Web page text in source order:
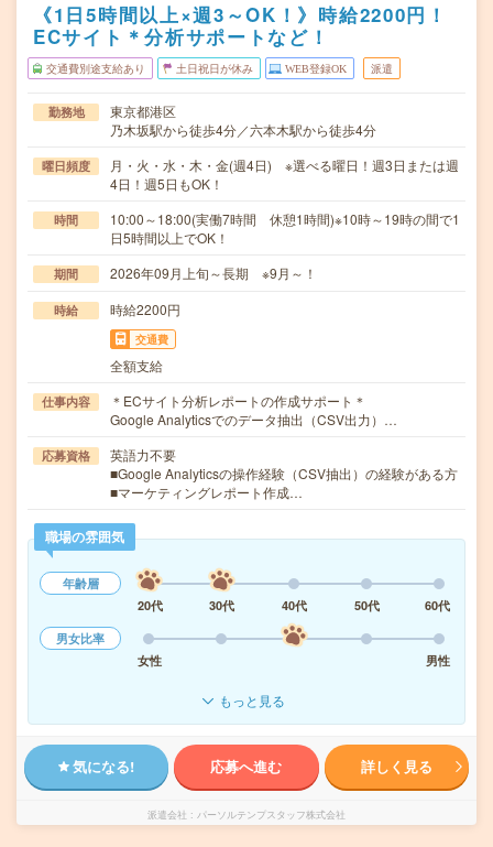
《1日5時間以上×週3～OK！》時給2200円！
ECサイト＊分析サポートなど！
交通費別途支給あり 土日祝日が休み WEB登録OK 派遣
勤務地
東京都港区
乃木坂駅から徒歩4分／六本木駅から徒歩4分
曜日頻度
月・火・水・木・金(週4日) ※選べる曜日！週3日または週
4日！週5日もOK！
時間
10:00～18:00(実働7時間 休憩1時間)※10時～19時の間で1
日5時間以上でOK！
期間 2026年09月上旬～長期 ※9月～！
時給 時給2200円
交通費
全額支給
仕事内容
＊ECサイト分析レポートの作成サポート＊
Google Analyticsでのデータ抽出（CSV出力）…
応募資格
英語力不要
■Google Analyticsの操作経験（CSV抽出）の経験がある方
■マーケティングレポート作成…
職場の雰囲気
年齢層
20代
30代 40代 50代
60代
男女比率
女性
男性
もっと見る
気になる! 応募へ進む 詳しく見る
派遣会社 パーソルテンプスタッフ株式会社